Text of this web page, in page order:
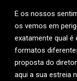
E os nossos
os vemos em
exatamente qual é
formatos
proposta do
aqui a sua estreia